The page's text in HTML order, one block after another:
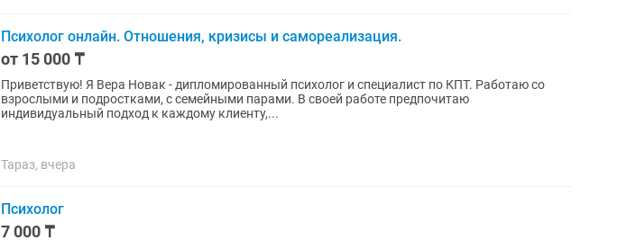
Психолог онлайн. Отношения, кризисы и самореализация.
от 15 000 ₸
Приветствую! Я Вера Новак - дипломированный психолог и специалист по КПТ. Работаю со
взрослыми и подростками, с семейными парами. В своей работе предпочитаю
индивидуальный подход к каждому клиенту,...
Тараз, вчера
Психолог
7 000 ₸